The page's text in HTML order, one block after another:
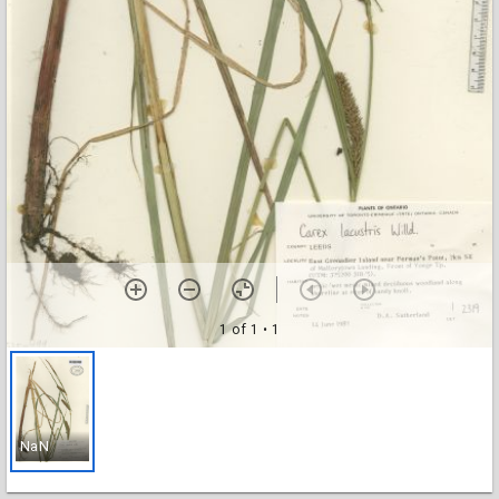
1 of 1 • 1
NaN